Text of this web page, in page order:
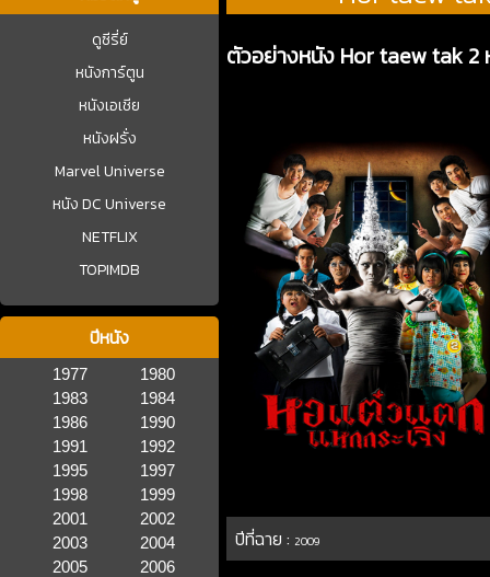
ดูซีรี่ย์
หนังการ์ตูน
หนังเอเชีย
หนังฝรั่ง
Marvel Universe
หนัง DC Universe
NETFLIX
TOPIMDB
ปีหนัง
1977
1980
1983
1984
1986
1990
1991
1992
1995
1997
1998
1999
2001
2002
2003
2004
2005
2006
ตัวอย่างหนัง Hor taew tak 2
ปีที่ฉาย :2009